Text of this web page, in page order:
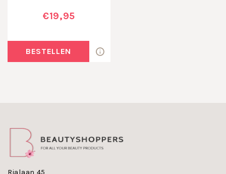
€19,95
BESTELLEN
Rialaan 45